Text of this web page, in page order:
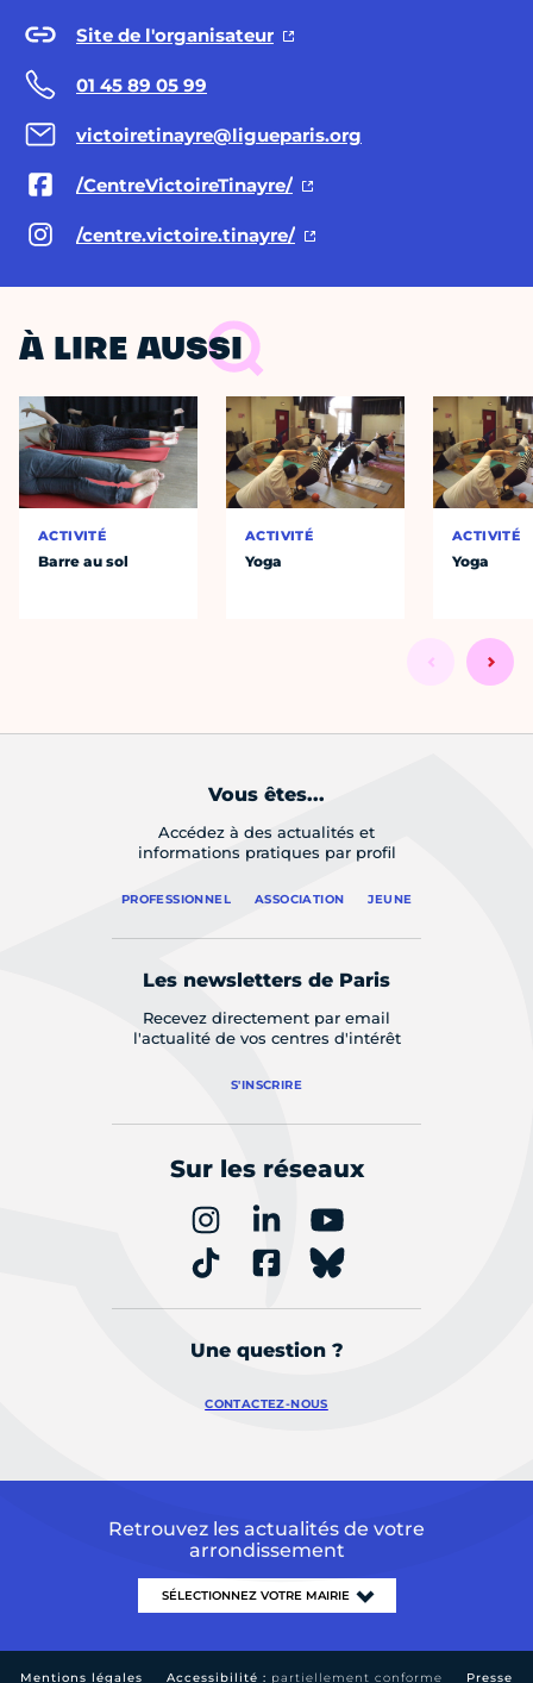
Site de l'organisateur
01 45 89 05 99
victoiretinayre@ligueparis.org
/CentreVictoireTinayre/
/centre.victoire.tinayre/
À LIRE AUSSI
ACTIVITÉ
Barre au sol
ACTIVITÉ
Yoga
ACTIVITÉ
Yoga
Vous êtes...
Accédez à des actualités et
informations pratiques par profil
PROFESSIONNEL ASSOCIATION JEUNE
Les newsletters de Paris
Recevez directement par email
l'actualité de vos centres d'intérêt
S'INSCRIRE
Sur les réseaux
Une question ?
CONTACTEZ-NOUS
Retrouvez les actualités de votre
arrondissement
Mentions légales Accessibilité : partiellement conforme Presse